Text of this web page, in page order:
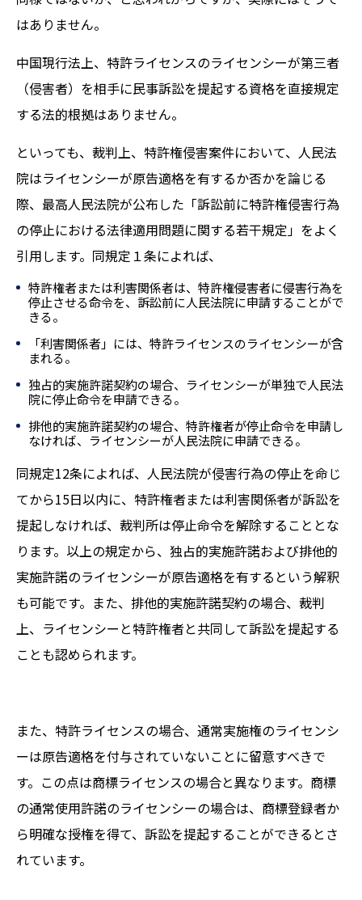
はありません。
中国現行法上、特許ライセンスのライセンシーが第三者
（侵害者）を相手に民事訴訟を提起する資格を直接規定
する法的根拠はありません。
といっても、裁判上、特許権侵害案件において、人民法
院はライセンシーが原告適格を有するか否かを論じる
際、最高人民法院が公布した「訴訟前に特許権侵害行為
の停止における法律適用問題に関する若干規定」をよく
引用します。同規定１条によれば、
特許権者または利害関係者は、特許権侵害者に侵害行為を
停止させる命令を、訴訟前に人民法院に申請することがで
きる。
「利害関係者」には、特許ライセンスのライセンシーが含
まれる。
独占的実施許諾契約の場合、ライセンシーが単独で人民法
院に停止命令を申請できる。
排他的実施許諾契約の場合、特許権者が停止命令を申請し
なければ、ライセンシーが人民法院に申請できる。
同規定12条によれば、人民法院が侵害行為の停止を命じ
てから15日以内に、特許権者または利害関係者が訴訟を
提起しなければ、裁判所は停止命令を解除することとな
ります。以上の規定から、独占的実施許諾および排他的
実施許諾のライセンシーが原告適格を有するという解釈
も可能です。また、排他的実施許諾契約の場合、裁判
上、ライセンシーと特許権者と共同して訴訟を提起する
ことも認められます。
また、特許ライセンスの場合、通常実施権のライセンシ
ーは原告適格を付与されていないことに留意すべきで
す。この点は商標ライセンスの場合と異なります。商標
の通常使用許諾のライセンシーの場合は、商標登録者か
ら明確な授権を得て、訴訟を提起することができるとさ
れています。